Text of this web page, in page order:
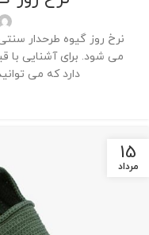
نرخ روز گیوه طرحدار
می‌ شود. برای آشنایی با
دارد که می
15
مرداد